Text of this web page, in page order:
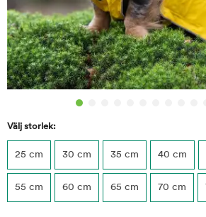
Välj storlek:
25 cm 30 cm 35 cm 40 cm
55 cm 60 cm 65 cm 70 cm